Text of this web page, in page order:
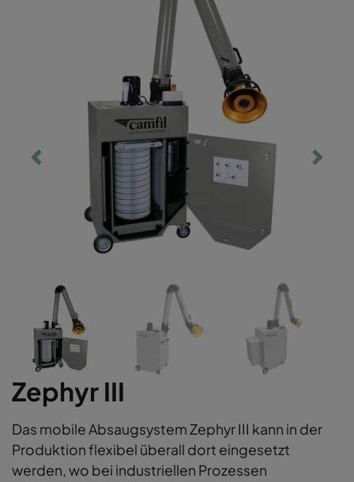
Zephyr III
Das mobile Absaugsystem Zephyr III kann in der
Produktion flexibel überall dort eingesetzt
werden, wo bei industriellen Prozessen